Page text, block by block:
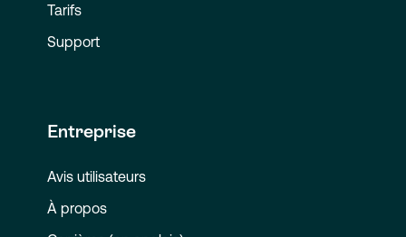
Tarifs
Support
Entreprise
Avis utilisateurs
À propos